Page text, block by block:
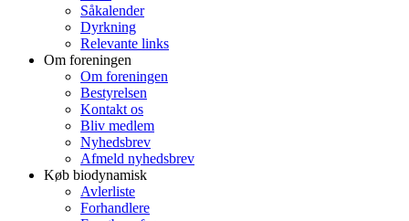
Såkalender
Dyrkning
Relevante links
Om foreningen
Om foreningen
Bestyrelsen
Kontakt os
Bliv medlem
Nyhedsbrev
Afmeld nyhedsbrev
Køb biodynamisk
Avlerliste
Forhandlere